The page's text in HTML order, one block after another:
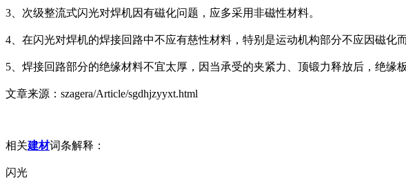
3、次级整流式闪光对焊机因有磁化问题，应多采用非磁性材料。
4、在闪光对焊机的焊接回路中不应有慈性材料，特别是运动机构部分不应因磁化
5、焊接回路部分的绝缘材料不宜太厚，因当承受的夹紧力、顶锻力释放后，绝
文章来源：szagera/Article/sgdhjzyyxt.html
相关建材词条解释：
闪光